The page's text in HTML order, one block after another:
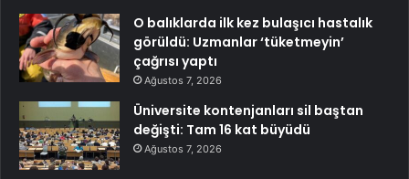
O balıklarda ilk kez bulaşıcı hastalık
görüldü: Uzmanlar ‘tüketmeyin’
çağrısı yaptı
Ağustos 7, 2026
Üniversite kontenjanları sil baştan
değişti: Tam 16 kat büyüdü
Ağustos 7, 2026